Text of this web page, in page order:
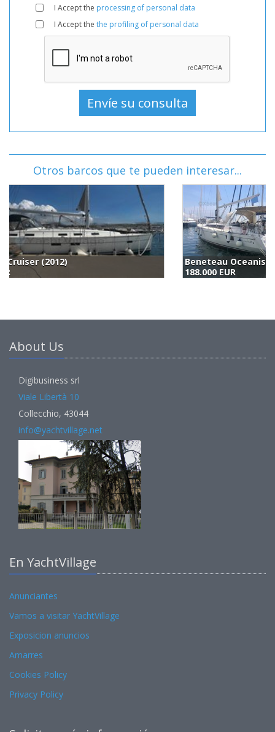
I Accept the processing of personal data
I Accept the the profiling of personal data
Otros barcos que te pueden interesar...
188.000 EUR
Jeanneau Sun Odyssey 50 Ds (2011)
199.000 EUR
About Us
Digibusiness srl
Viale Libertà 10
Collecchio, 43044
info@yachtvillage.net
En YachtVillage
Anunciantes
Vamos a visitar YachtVillage
Exposicion anuncios
Amarres
Cookies Policy
Privacy Policy